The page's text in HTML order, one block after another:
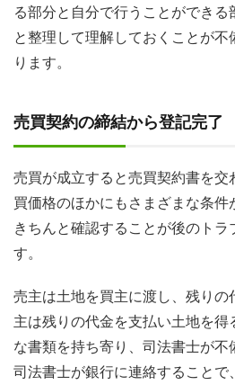
る部分と自分で行うことができる
と整理して理解しておくことが
ります。
売買契約の締結から登記完了
売買が成立すると売買契約書を交
買価格のほかにもさまざまな条件
きちんと確認することが後のトラ
す。
売主は土地を買主に渡し、残りの
主は残りの代金を支払い土地を
な書類を持ち寄り、司法書士が不
司法書士が銀行に連絡することで